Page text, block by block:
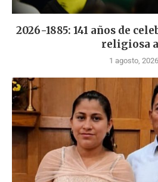
2026-1885: 141 años de
religiosa
1 agosto, 2026